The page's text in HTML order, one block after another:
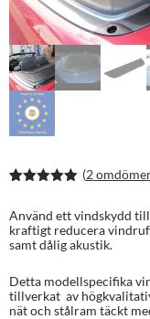
baserat på
kundrecens
ioner
(2
Använd ett vindskydd
kraftigt reducera
samt dålig akustik.
Detta modellspecifika
tillverkat av
nät och stålram täckt